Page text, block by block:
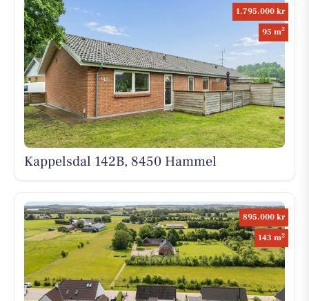
1.795.000 kr
95 m2
Kappelsdal 142B, 8450 Hammel
895.000 kr
143 m2